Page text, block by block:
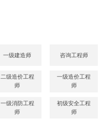
一级建造师 咨询工程师
二级造价工程
师
一级造价工程
师
一级消防工程
师
初级安全工程
师